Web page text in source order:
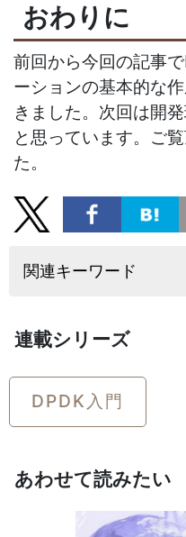
おわりに
前回から今回の記事
ーションの基本的な
きました。次回は開
と思っています。ご
た。
関連キーワード
連載シリーズ
DPDK入門
あわせて読みたい